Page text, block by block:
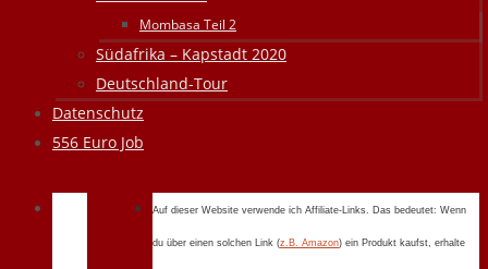
Mombasa Teil 2
Südafrika – Kapstadt 2020
Deutschland-Tour
Datenschutz
556 Euro Job
Auf dieser Website verwende ich Affiliate-Links. Das bedeutet: Wenn
du über einen solchen Link (z.B. Amazon) ein Produkt kaufst, erhalte